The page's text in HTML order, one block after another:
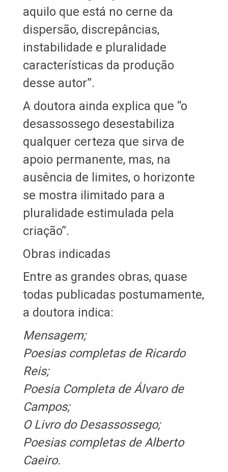
aquilo que está no cerne da
dispersão, discrepâncias,
instabilidade e pluralidade
características da produção
desse autor”.
A doutora ainda explica que “o
desassossego desestabiliza
qualquer certeza que sirva de
apoio permanente, mas, na
ausência de limites, o horizonte
se mostra ilimitado para a
pluralidade estimulada pela
criação”.
Obras indicadas
Entre as grandes obras, quase
todas publicadas postumamente,
a doutora indica:
Mensagem;
Poesias completas de Ricardo
Reis;
Poesia Completa de Álvaro de
Campos;
O Livro do Desassossego;
Poesias completas de Alberto
Caeiro.